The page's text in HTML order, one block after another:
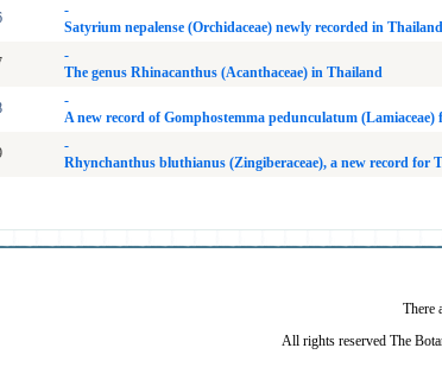
-
Satyrium nepalense (Orchidaceae) newly recorded in Thailand
-
The genus Rhinacanthus (Acanthaceae) in Thailand
-
A new record of Gomphostemma pedunculatum
-
Rhynchanthus bluthianus (Zingiberaceae), a new record for
There
All rights reserved The